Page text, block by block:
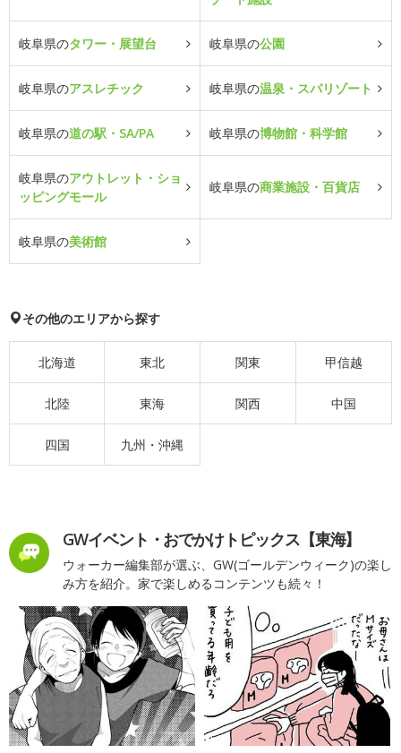
岐阜県のタワー・展望台 岐阜県の公園
岐阜県のアスレチック 岐阜県の温泉・スパリゾート
岐阜県の道の駅・SA/PA 岐阜県の博物館・科学館
岐阜県のアウトレット・ショ
ッピングモール
岐阜県の商業施設・百貨店
岐阜県の美術館
その他のエリアから探す
北海道 東北 関東 甲信越
北陸 東海 関西 中国
四国 九州・沖縄
GWイベント・おでかけトピックス【東海】
ウォーカー編集部が選ぶ、GW(ゴールデンウィーク)の楽し
み方を紹介。家で楽しめるコンテンツも続々！